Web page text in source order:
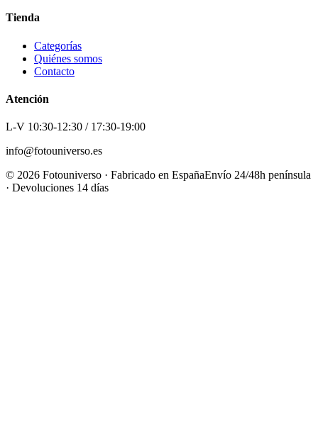
Tienda
Categorías
Quiénes somos
Contacto
Atención
L-V 10:30-12:30 / 17:30-19:00
info@fotouniverso.es
© 2026 Fotouniverso · Fabricado en EspañaEnvío 24/48h península
· Devoluciones 14 días